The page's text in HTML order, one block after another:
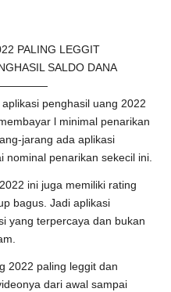
PALING LEGGIT
SALDO DANA
penghasil uang 2022
l minimal penarikan
jarang ada aplikasi
nominal penarikan sekecil ini.
ini juga memiliki rating
bagus. Jadi aplikasi
yang terpercaya dan bukan
2022 paling leggit dan
dari awal sampai